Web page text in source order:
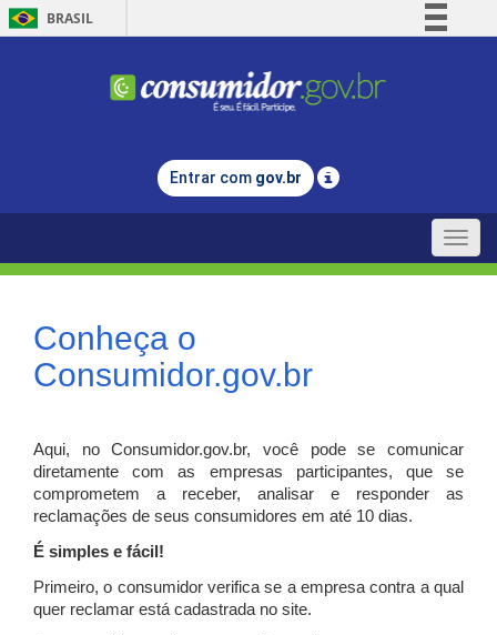
BRASIL
Comunica BR
Legislação
Entrar com gov.br
Toggle
Conheça o
Consumidor.gov.br
Aqui, no Consumidor.gov.br, você pode se comunicar
diretamente com as empresas participantes, que se
comprometem a receber, analisar e responder as
reclamações de seus consumidores em até 10 dias.
É simples e fácil!
Primeiro, o consumidor verifica se a empresa contra a qual
quer reclamar está cadastrada no site.